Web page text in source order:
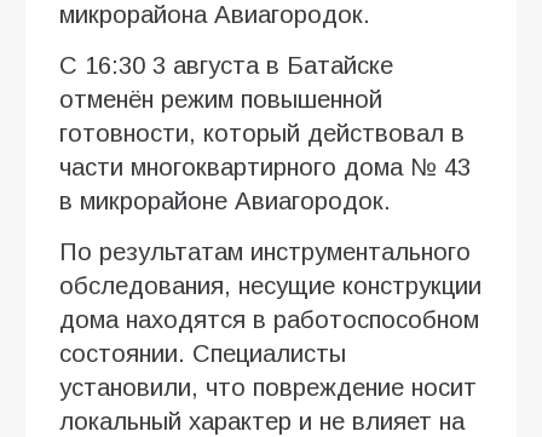
микрорайона Авиагородок.
С 16:30 3 августа в Батайске
отменён режим повышенной
готовности, который действовал в
части многоквартирного дома № 43
в микрорайоне Авиагородок.
По результатам инструментального
обследования, несущие конструкции
дома находятся в работоспособном
состоянии. Специалисты
установили, что повреждение носит
локальный характер и не влияет на